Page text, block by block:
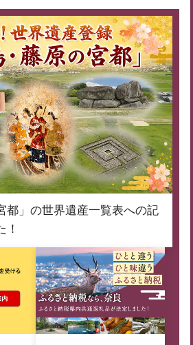
都」の世界遺産一覧表への記
！